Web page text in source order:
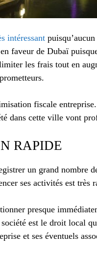
intéressant
faveur de Dubaï
les frais tout en
fiscale
dans cette ville vont
RAPIDE
un grand nombre
ses activités est très
presque
est le droit local
et ses éventuels